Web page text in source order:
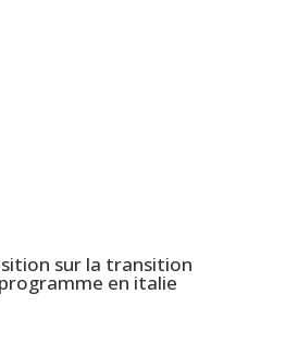
sur la transition
en italie